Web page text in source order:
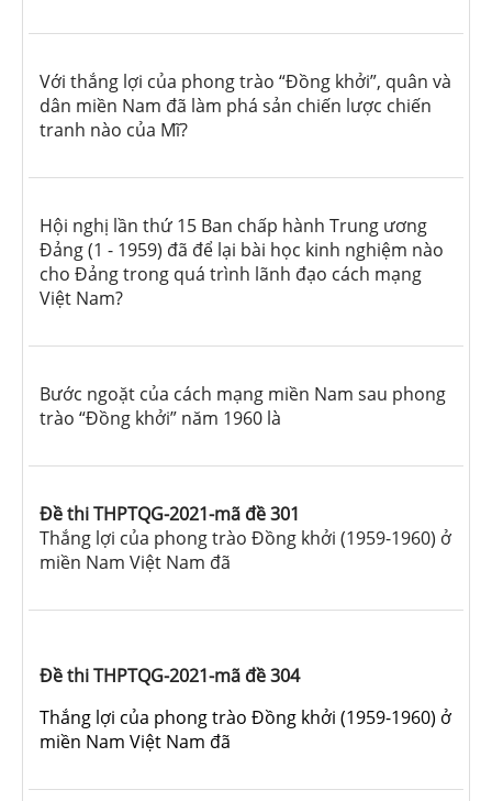
Với thắng lợi của phong trào “Đồng khởi”, quân và
dân miền Nam đã làm phá sản chiến lược chiến
tranh nào của Mĩ?
Hội nghị lần thứ 15 Ban chấp hành Trung ương
Đảng (1 - 1959) đã để lại bài học kinh nghiệm nào
cho Đảng trong quá trình lãnh đạo cách mạng
Việt Nam?
Bước ngoặt của cách mạng miền Nam sau phong
trào “Đồng khởi” năm 1960 là
Đề thi THPTQG-2021-mã đề 301
Thắng lợi của phong trào Đồng khởi (1959-1960) ở
miền Nam Việt Nam đã
Đề thi THPTQG-2021-mã đề 304
Thắng lợi của phong trào Đồng khởi (1959-1960) ở
miền Nam Việt Nam đã